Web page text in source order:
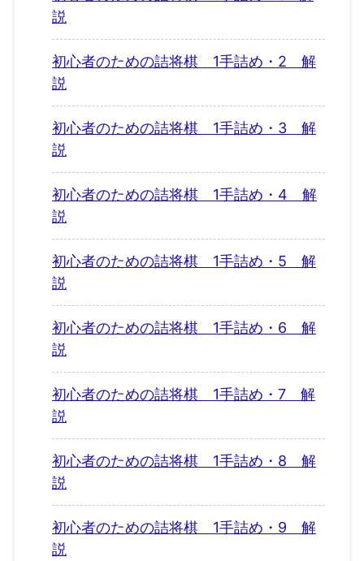
説
初心者のための詰将棋 1手詰め・2 解
説
初心者のための詰将棋 1手詰め・3 解
説
初心者のための詰将棋 1手詰め・4 解
説
初心者のための詰将棋 1手詰め・5 解
説
初心者のための詰将棋 1手詰め・6 解
説
初心者のための詰将棋 1手詰め・7 解
説
初心者のための詰将棋 1手詰め・8 解
説
初心者のための詰将棋 1手詰め・9 解
説